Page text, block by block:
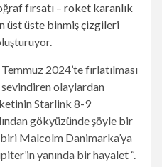
fırsatı – roket karanlık
üst üste binmiş çizgileri
2024’te fırlatılması
sevindiren olaylardan
Starlink 8-9
gökyüzünde şöyle bir
Malcolm Danimarka’ya
yanında bir hayalet “.